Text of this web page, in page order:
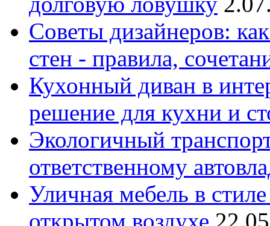
Советы дизайнеров:
стен - правила,
Кухонный диван в
решение для кухни и
Экологичный
ответственному
Уличная мебель в